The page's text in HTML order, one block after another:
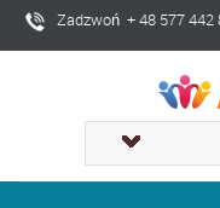
Zadzwoń + 48 577 442